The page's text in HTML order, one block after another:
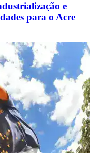
e
para o Acre